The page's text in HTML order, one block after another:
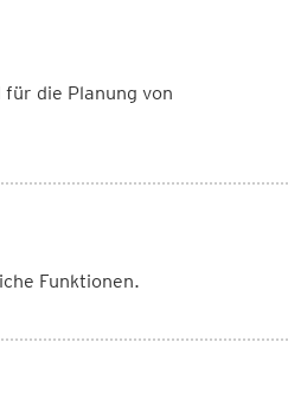
die Planung von
Funktionen.